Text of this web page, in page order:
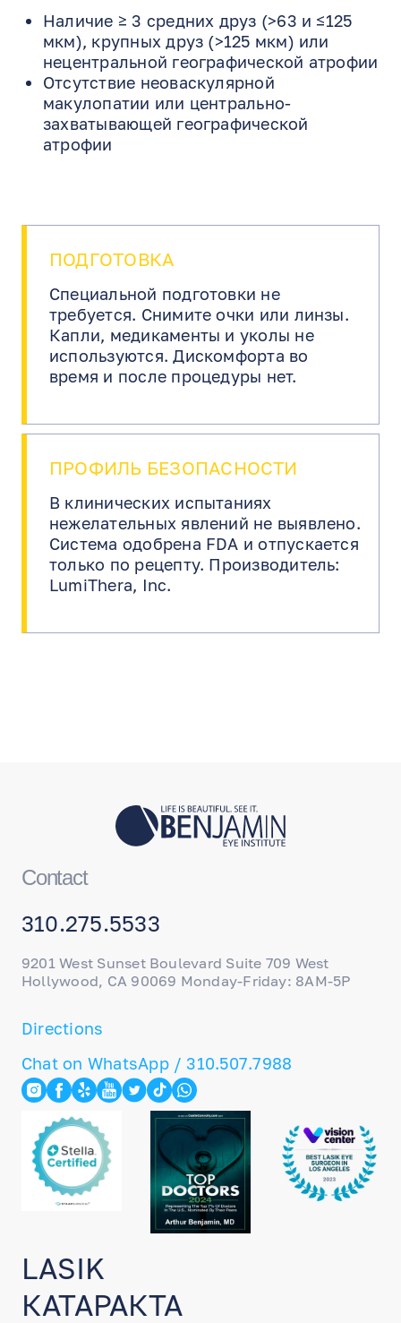
Наличие ≥ 3 средних друз (>63 и ≤125
мкм), крупных друз (>125 мкм) или
нецентральной географической атрофии
Отсутствие неоваскулярной
макулопатии или центрально-
захватывающей географической
атрофии
ПОДГОТОВКА
Специальной подготовки не
требуется. Снимите очки или линзы.
Капли, медикаменты и уколы не
используются. Дискомфорта во
время и после процедуры нет.
ПРОФИЛЬ БЕЗОПАСНОСТИ
В клинических испытаниях
нежелательных явлений не выявлено.
Система одобрена FDA и отпускается
только по рецепту. Производитель:
LumiThera, Inc.
LASIK
КАТАРАКТА
Contact
310.275.5533
9201 West Sunset Boulevard Suite 709 West
Hollywood, CA 90069 Monday-Friday: 8AM-5P
Directions
Chat on WhatsApp / 310.507.7988